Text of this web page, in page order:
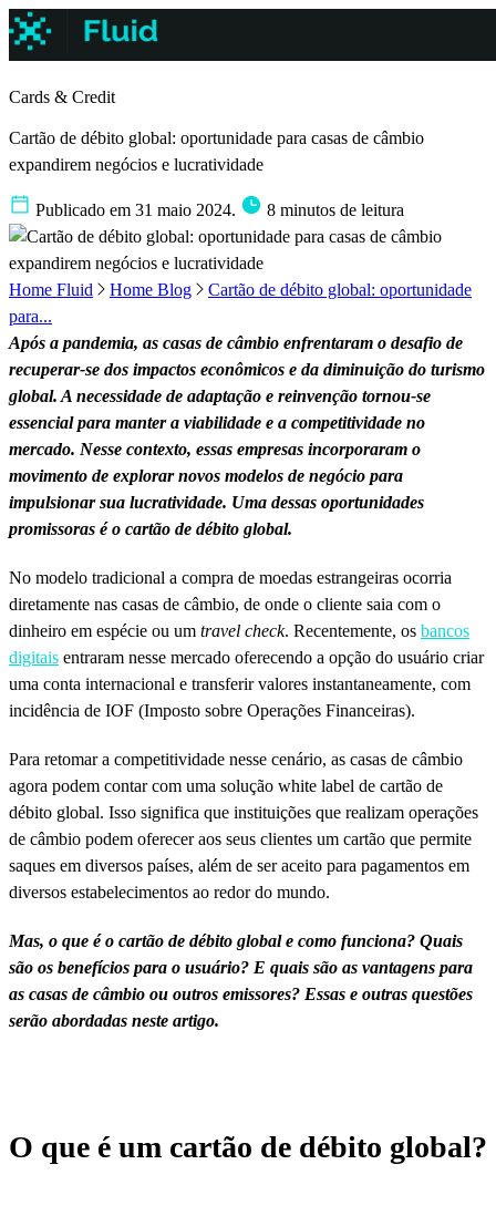
Cards & Credit
Cartão de débito global: oportunidade para casas de câmbio
expandirem negócios e lucratividade
Publicado em 31 maio 2024. 8 minutos de leitura
Home Fluid Home Blog
Cartão de débito global: oportunidade
para...
Após a pandemia, as casas de câmbio enfrentaram o desafio de
recuperar-se dos impactos econômicos e da diminuição do turismo
global. A necessidade de adaptação e reinvenção tornou-se
essencial para manter a viabilidade e a competitividade no
mercado. Nesse contexto, essas empresas incorporaram o
movimento de explorar novos modelos de negócio para
impulsionar sua lucratividade. Uma dessas oportunidades
promissoras é o cartão de débito global.
No modelo tradicional a compra de moedas estrangeiras ocorria
diretamente nas casas de câmbio, de onde o cliente saia com o
dinheiro em espécie ou um travel check. Recentemente, os bancos
digitais entraram nesse mercado oferecendo a opção do usuário criar
uma conta internacional e transferir valores instantaneamente, com
incidência de IOF (Imposto sobre Operações Financeiras).
Para retomar a competitividade nesse cenário, as casas de câmbio
agora podem contar com uma solução white label de cartão de
débito global. Isso significa que instituições que realizam operações
de câmbio podem oferecer aos seus clientes um cartão que permite
saques em diversos países, além de ser aceito para pagamentos em
diversos estabelecimentos ao redor do mundo.
Mas, o que é o cartão de débito global e como funciona? Quais
são os benefícios para o usuário? E quais são as vantagens para
as casas de câmbio ou outros emissores? Essas e outras questões
serão abordadas neste artigo.
O que é um cartão de débito global?